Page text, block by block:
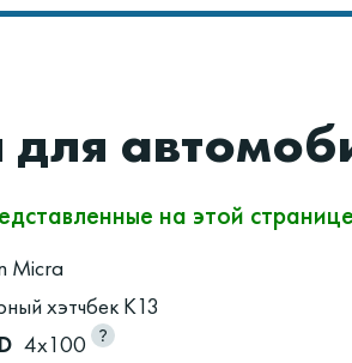
для
на этой
Micra
хэтчбек K13
4x100